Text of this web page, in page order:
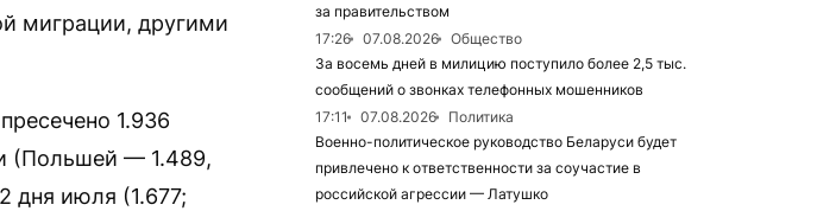
миграции, другими
1.936
(Польшей — 1.489,
дня июля (1.677;
за правительством
17:26
07.08.2026
Общество
За восемь дней в милицию поступило более 2,5 тыс.
сообщений о звонках телефонных мошенников
17:11
07.08.2026
Политика
Военно-политическое руководство Беларуси будет
привлечено к ответственности за соучастие в
российской агрессии — Латушко